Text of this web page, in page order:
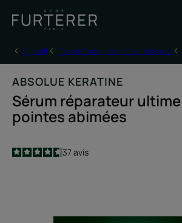
Accueil Tous les produits pour vos cheveux
ABSOLUE KERATINE
Sérum réparateur
pointes abimées
4.6
/5
37avis